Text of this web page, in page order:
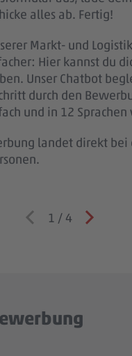
alles ab. Fertig!
Markt- und
Hier kannst du
Unser Chatbot
durch den
und in 12 Sprachen
landet direkt bei
1 / 4